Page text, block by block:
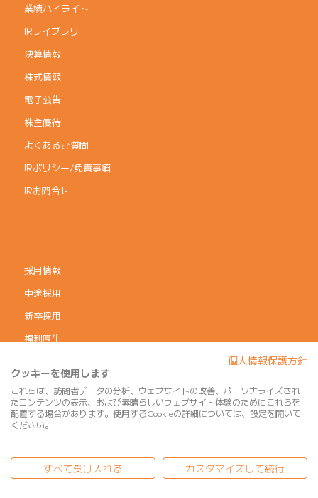
業績ハイライト
IRライブラリ
決算情報
株式情報
電子公告
株主優待
よくあるご質問
IRポリシー/免責事項
IRお問合せ
採用情報
中途採用
新卒採用
福利厚生
利用規約
サイトマップ
個人情報保護方針
クッキーを使用します
これらは、訪問者データの分析、ウェブサイトの改善、パーソナライズされ
たコンテンツの表示、および素晴らしいウェブサイト体験のためにこれらを
配置する場合があります。使用するCookieの詳細については、設定を開いて
ください。
すべて受け入れる カスタマイズして続行